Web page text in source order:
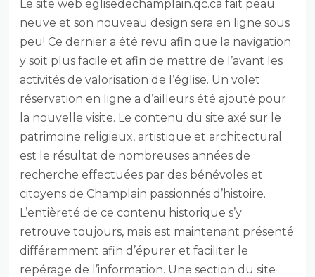
Le site web eglisedechamplain.qc.ca fait peau
neuve et son nouveau design sera en ligne sous
peu! Ce dernier a été revu afin que la navigation
y soit plus facile et afin de mettre de l’avant les
activités de valorisation de l’église. Un volet
réservation en ligne a d’ailleurs été ajouté pour
la nouvelle visite. Le contenu du site axé sur le
patrimoine religieux, artistique et architectural
est le résultat de nombreuses années de
recherche effectuées par des bénévoles et
citoyens de Champlain passionnés d’histoire.
L’entièreté de ce contenu historique s’y
retrouve toujours, mais est maintenant présenté
différemment afin d’épurer et faciliter le
repérage de l’information. Une section du site